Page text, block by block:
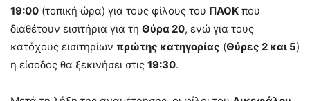
19:00 (τοπική ώρα) για τους φίλους του ΠΑΟΚ που
διαθέτουν εισιτήρια για τη Θύρα 20, ενώ για τους
κατόχους εισιτηρίων πρώτης κατηγορίας (Θύρες 2 και 5)
η είσοδος θα ξεκινήσει στις 19:30.